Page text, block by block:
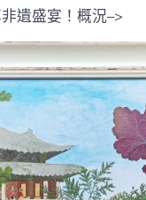
遺盛宴！概況–>